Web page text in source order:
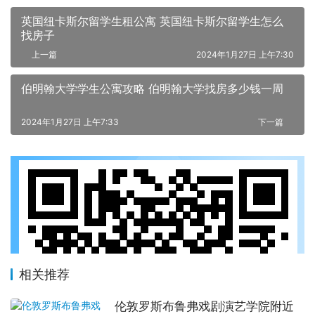
英国纽卡斯尔留学生租公寓 英国纽卡斯尔留学生怎么
找房子
上一篇 2024年1月27日 上午7:30
伯明翰大学学生公寓攻略 伯明翰大学找房多少钱一周
下一篇
2024年1月27日 上午7:33
相关推荐
伦敦罗斯布鲁弗戏剧演艺学院附近